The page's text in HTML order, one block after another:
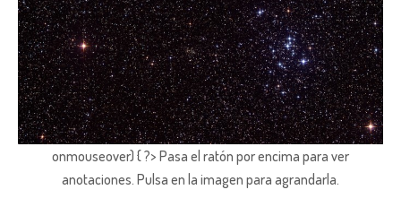
onmouseover) { ?> Pasa el ratón por encima para ver
anotaciones. Pulsa en la imagen para agrandarla.